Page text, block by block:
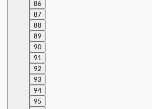
86
87
88
89
90
91
92
93
94
95